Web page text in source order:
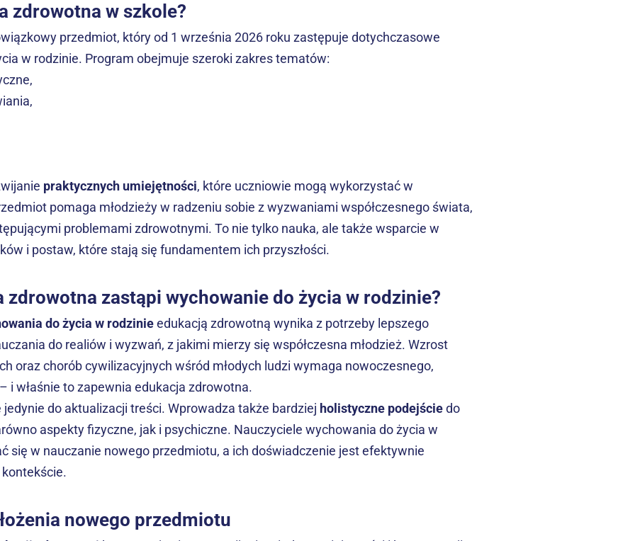
zdrowotna w szkole?
przedmiot, który od 1 września 2026 roku zastępuje dotychczasowe
w rodzinie. Program obejmuje szeroki zakres tematów:
praktycznych umiejętności, które uczniowie mogą wykorzystać w
pomaga młodzieży w radzeniu sobie z wyzwaniami współczesnego świata,
problemami zdrowotnymi. To nie tylko nauka, ale także wsparcie w
i postaw, które stają się fundamentem ich przyszłości.
zdrowotna zastąpi wychowanie do życia w rodzinie?
do życia w rodzinie edukacją zdrowotną wynika z potrzeby lepszego
do realiów i wyzwań, z jakimi mierzy się współczesna młodzież. Wzrost
oraz chorób cywilizacyjnych wśród młodych ludzi wymaga nowoczesnego,
i właśnie to zapewnia edukacja zdrowotna.
do aktualizacji treści. Wprowadza także bardziej holistyczne podejście do
aspekty fizyczne, jak i psychiczne. Nauczyciele wychowania do życia w
się w nauczanie nowego przedmiotu, a ich doświadczenie jest efektywnie
nowego przedmiotu